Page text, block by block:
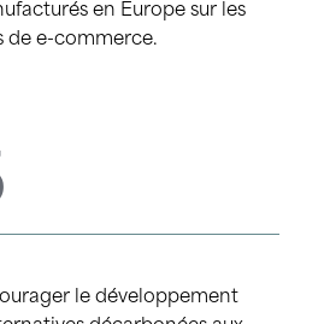
en Europe sur les
de e-commerce.
le développement